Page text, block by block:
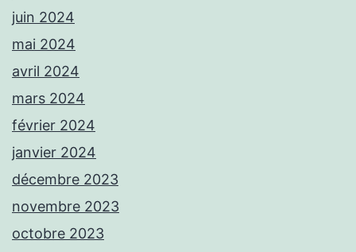
juin 2024
mai 2024
avril 2024
mars 2024
février 2024
janvier 2024
décembre 2023
novembre 2023
octobre 2023